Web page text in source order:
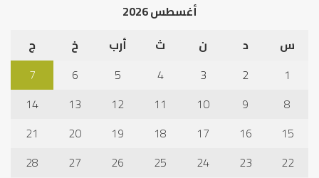
أغسطس 2026
س
د ن ث أرب خ
ج
1
2
3
4
5
6
7
8
9
10
11
12
13
14
15
16
17
18
19
20
21
22
23
24
25
26
27
28